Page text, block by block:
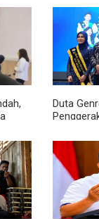
Duta
Acara